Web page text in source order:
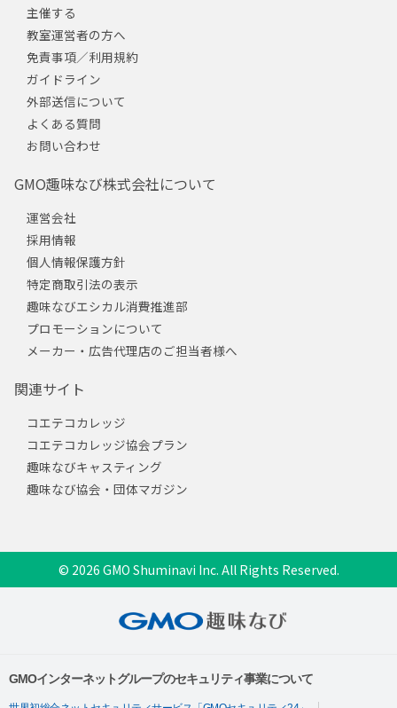
主催する
教室運営者の方へ
免責事項／利用規約
ガイドライン
外部送信について
よくある質問
お問い合わせ
GMO趣味なび株式会社について
運営会社
採用情報
個人情報保護方針
特定商取引法の表示
趣味なびエシカル消費推進部
プロモーションについて
メーカー・広告代理店のご担当者様へ
関連サイト
コエテコカレッジ
コエテコカレッジ協会プラン
趣味なびキャスティング
趣味なび協会・団体マガジン
© 2026 GMO Shuminavi Inc. All Rights Reserved.